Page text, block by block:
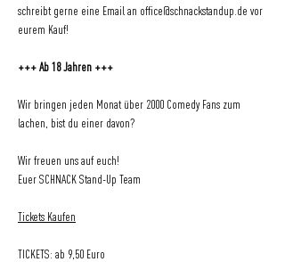
schreibt gerne eine Email an office@schnackstandup.de vor
eurem Kauf!
+++ Ab 18 Jahren +++
Wir bringen jeden Monat über 2000 Comedy Fans zum
lachen, bist du einer davon?
Wir freuen uns auf euch!
Euer SCHNACK Stand-Up Team
Tickets Kaufen
TICKETS: ab 9,50 Euro